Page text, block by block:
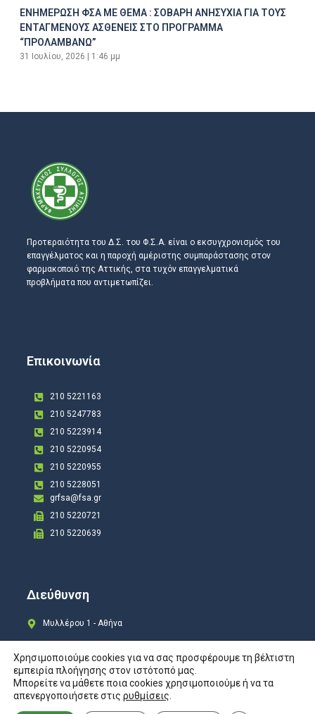
ΕΝΗΜΕΡΩΣΗ ΦΣΑ ΜΕ ΘΕΜΑ : ΣΟΒΑΡΗ ΑΝΗΣΥΧΙΑ ΓΙΑ ΤΟΥΣ
ΕΝΤΑΓΜΕΝΟΥΣ ΑΣΘΕΝΕΙΣ ΣΤΟ ΠΡΟΓΡΑΜΜΑ
“ΠΡΟΛΑΜΒΑΝΩ”
31 Ιουλίου, 2026 1:46 μμ
Προτεραιότητα του Δ.Σ. του Φ.Σ.Α. είναι ο εκσυγχρονισμός του
επαγγέλματος και η παροχή αμέριστης συμπαράστασης στον
φαρμακοποιό της Αττικής, στα τυχόν επαγγελματικά
προβλήματα που αντιμετωπίζει.
Επικοινωνία
210 5221163
210 5247783
210 5223914
210 5220954
210 5220955
210 5228051
grfsa@fsa.gr
210 5220721
210 5220639
Διεύθυνση
Μυλλέρου 1 - Αθήνα
Copyright © 2024 All rights Reserved. Design byCOSMOTE New Site4U
Χρησιμοποιούμε cookies για να σας προσφέρουμε τη βέλτιστη
εμπειρία πλοήγησης στον ιστότοπό μας.
Μπορείτε να μάθετε ποια cookies χρησιμοποιούμε ή να τα
απενεργοποιήσετε στις ρυθμίσεις